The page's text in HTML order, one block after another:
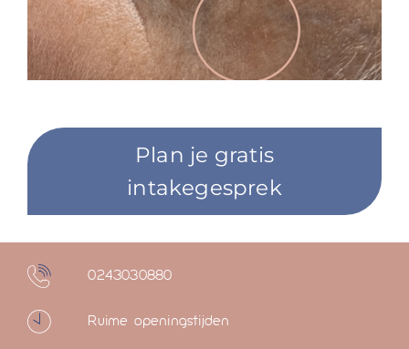
Plan je gratis
intakegesprek
0243030880
Ruime openingstijden